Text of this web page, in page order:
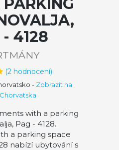
- 4128
(2 hodnocení)
- Zobrazit na
with a parking
Pag - 4128.
a parking space
nabízí ubytování s